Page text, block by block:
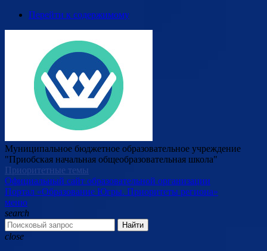
Перейти к содержимому
Муниципальное бюджетное образовательное учреждение
"Приобская начальная общеобразовательная школа"
Приоритетные темы
Официальный сайт образовательной организации
Портал «Образование Югры. Приоритеты региона»
меню
search
Найти
close